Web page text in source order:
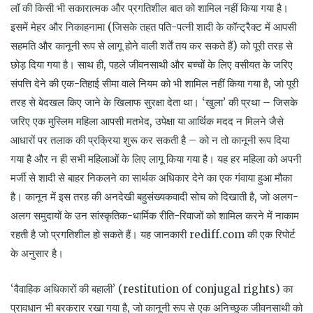
लॉ की किसी भी सकारात्मक और प्रगतिशील बात को शामिल नहीं किया गया है।
इसमें मेहर और निकाहनामा (जिसके तहत पति-पत्नी शादी के कॉन्ट्रैक्ट में आपसी
सहमति और कानूनी रूप से लागू होने वाली शर्तें तय कर सकते हैं) को पूरी तरह से
छोड़ दिया गया है। साथ ही, पहले जीवनसाथी और बच्चों के लिए वसीयत के जरिए
संपत्ति देने की एक-तिहाई सीमा वाले नियम को भी शामिल नहीं किया गया है, जो पूरी
तरह से बेदखल किए जाने के खिलाफ सुरक्षा देता था। ‘खुला’ की प्रथा – जिसके
जरिए एक मुस्लिम महिला आपसी मतभेद, उपेक्षा या आर्थिक मदद न मिलने जैसे
आधारों पर तलाक की प्रक्रिया शुरू कर सकती है – को न तो कानूनी रूप दिया
गया है और न ही सभी महिलाओं के लिए लागू किया गया है। यह हर महिला को अपनी
मर्जी से शादी से बाहर निकलने का सार्थक अधिकार देने का एक गंवाया हुआ मौका
है। कानून में इस तरह की अनदेखी बहुसंख्यकवादी सोच को दिखाती है, जो अलग-
अलग समुदायों के उन सांस्कृतिक-धार्मिक रीति-रिवाजों को शामिल करने में नाकाम
रहती है जो प्रगतिशील हो सकते हैं। यह जानकारी rediff.com की एक रिपोर्ट
के अनुसार है।
‘वैवाहिक अधिकारों की बहाली’ (restitution of conjugal rights) का
प्रावधान भी बरकरार रखा गया है, जो कानूनी रूप से एक अनिच्छुक जीवनसाथी को